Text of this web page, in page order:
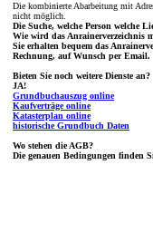
Die kombinierte Abarbeitung mit
nicht möglich.
Die Suche, welche Person welche
Wie wird das Anrainerverzeichnis
Sie erhalten bequem das
Rechnung, auf Wunsch per Email.
Bieten Sie noch weitere Dienste an?
JA!
Grundbuchauszug online
Kaufverträge online
Katasterplan online
historische Grundbuch Daten
Wo stehen die AGB?
Die genauen Bedingungen finden